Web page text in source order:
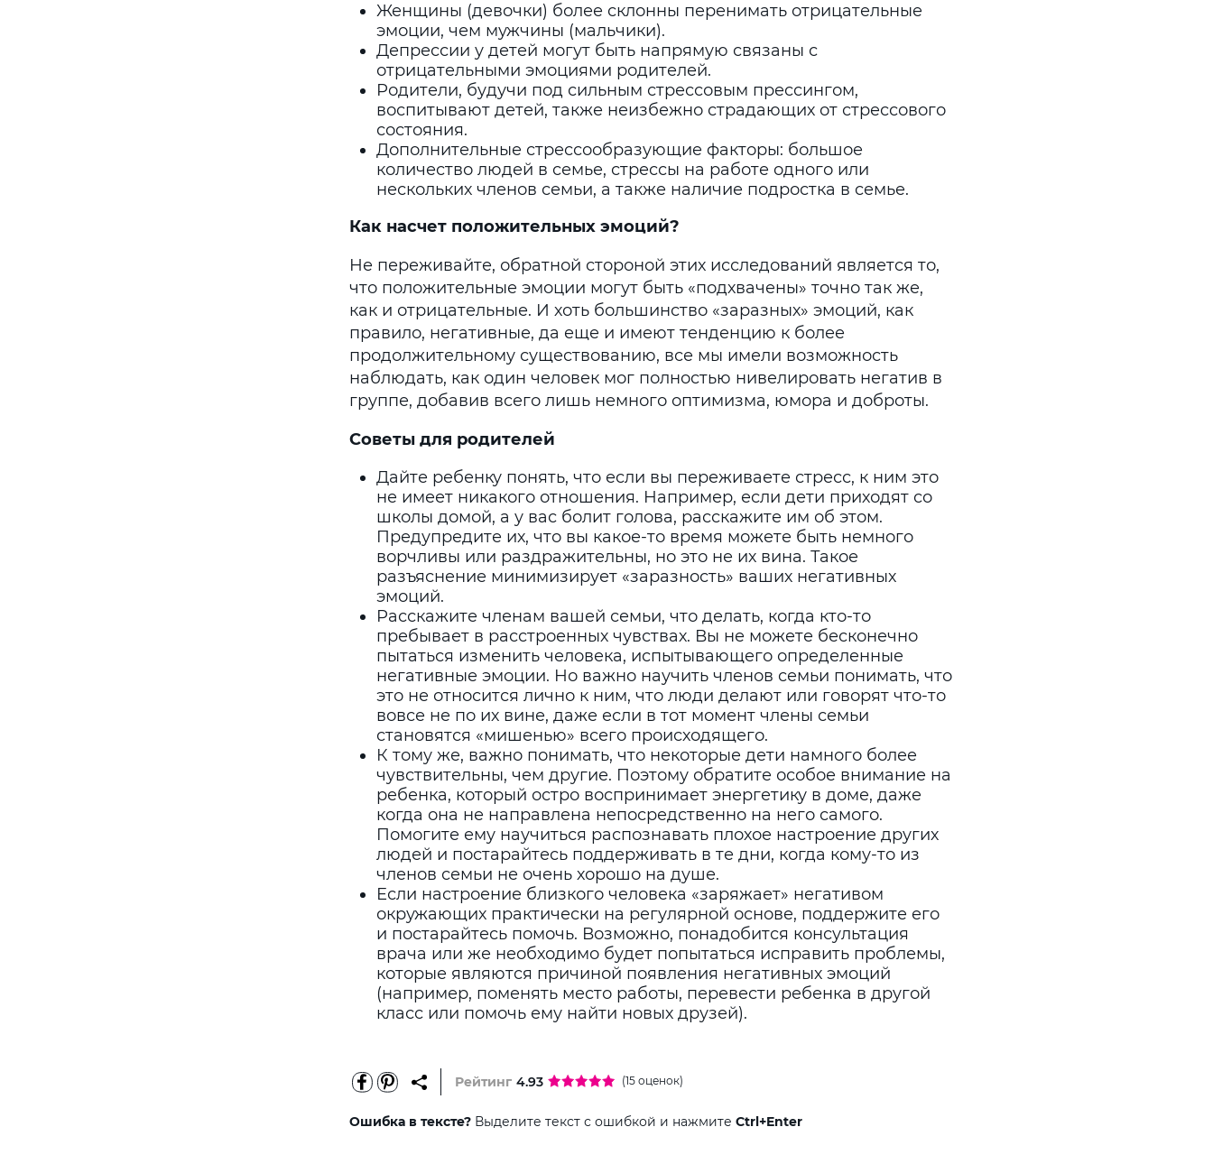
Женщины (девочки) более склонны перенимать отрицательные
эмоции, чем мужчины (мальчики).
Депрессии у детей могут быть напрямую связаны с
отрицательными эмоциями родителей.
Родители, будучи под сильным стрессовым прессингом,
воспитывают детей, также неизбежно страдающих от стрессового
состояния.
Дополнительные стрессообразующие факторы: большое
количество людей в семье, стрессы на работе одного или
нескольких членов семьи, а также наличие подростка в семье.
Как насчет положительных эмоций?
Не переживайте, обратной стороной этих исследований является то,
что положительные эмоции могут быть «подхвачены» точно так же,
как и отрицательные. И хоть большинство «заразных» эмоций, как
правило, негативные, да еще и имеют тенденцию к более
продолжительному существованию, все мы имели возможность
наблюдать, как один человек мог полностью нивелировать негатив в
группе, добавив всего лишь немного оптимизма, юмора и доброты.
Советы для родителей
Дайте ребенку понять, что если вы переживаете стресс, к ним это
не имеет никакого отношения. Например, если дети приходят со
школы домой, а у вас болит голова, расскажите им об этом.
Предупредите их, что вы какое-то время можете быть немного
ворчливы или раздражительны, но это не их вина. Такое
разъяснение минимизирует «заразность» ваших негативных
эмоций.
Расскажите членам вашей семьи, что делать, когда кто-то
пребывает в расстроенных чувствах. Вы не можете бесконечно
пытаться изменить человека, испытывающего определенные
негативные эмоции. Но важно научить членов семьи понимать, что
это не относится лично к ним, что люди делают или говорят что-то
вовсе не по их вине, даже если в тот момент члены семьи
становятся «мишенью» всего происходящего.
К тому же, важно понимать, что некоторые дети намного более
чувствительны, чем другие. Поэтому обратите особое внимание на
ребенка, который остро воспринимает энергетику в доме, даже
когда она не направлена непосредственно на него самого.
Помогите ему научиться распознавать плохое настроение других
людей и постарайтесь поддерживать в те дни, когда кому-то из
членов семьи не очень хорошо на душе.
Если настроение близкого человека «заряжает» негативом
окружающих практически на регулярной основе, поддержите его
и постарайтесь помочь. Возможно, понадобится консультация
врача или же необходимо будет попытаться исправить проблемы,
которые являются причиной появления негативных эмоций
(например, поменять место работы, перевести ребенка в другой
класс или помочь ему найти новых друзей).
Рейтинг 4.93 (15 оценок)
Ошибка в тексте? Выделите текст с ошибкой и нажмите Ctrl+Enter